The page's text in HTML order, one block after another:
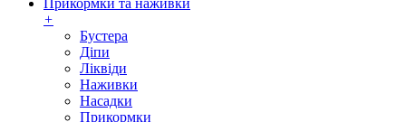
Прикормки та наживки
+
Бустера
Діпи
Ліквіди
Наживки
Насадки
Прикормки